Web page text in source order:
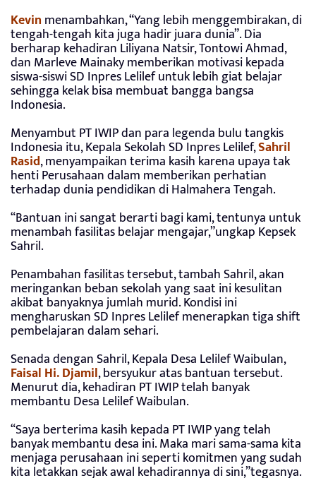
Kevin menambahkan, “Yang lebih menggembirakan, di
tengah-tengah kita juga hadir juara dunia”. Dia
berharap kehadiran Liliyana Natsir, Tontowi Ahmad,
dan Marleve Mainaky memberikan motivasi kepada
siswa-siswi SD Inpres Lelilef untuk lebih giat belajar
sehingga kelak bisa membuat bangga bangsa
Indonesia.
Menyambut PT IWIP dan para legenda bulu tangkis
Indonesia itu, Kepala Sekolah SD Inpres Lelilef,Sahril
Rasid, menyampaikan terima kasih karena upaya tak
henti Perusahaan dalam memberikan perhatian
terhadap dunia pendidikan di Halmahera Tengah.
“Bantuan ini sangat berarti bagi kami, tentunya untuk
menambah fasilitas belajar mengajar,”ungkap Kepsek
Sahril.
Penambahan fasilitas tersebut, tambah Sahril, akan
meringankan beban sekolah yang saat ini kesulitan
akibat banyaknya jumlah murid. Kondisi ini
mengharuskan SD Inpres Lelilef menerapkan tiga shift
pembelajaran dalam sehari.
Senada dengan Sahril, Kepala Desa Lelilef Waibulan,
Faisal Hi. Djamil, bersyukur atas bantuan tersebut.
Menurut dia, kehadiran PT IWIP telah banyak
membantu Desa Lelilef Waibulan.
“Saya berterima kasih kepada PT IWIP yang telah
banyak membantu desa ini. Maka mari sama-sama kita
menjaga perusahaan ini seperti komitmen yang sudah
kita letakkan sejak awal kehadirannya di sini,”tegasnya.